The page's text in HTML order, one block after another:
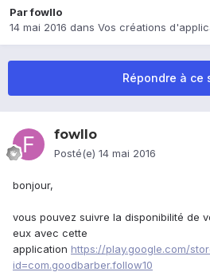
Parfowllo
14 mai 2016 dans Vos créations
Répondre à ce
fowllo
Posté(e) 14 mai 2016
bonjour,
vous pouvez suivre la disponibilité de
eux avec cette
application https://play.google.com/
id=com.goodbarber.follow10